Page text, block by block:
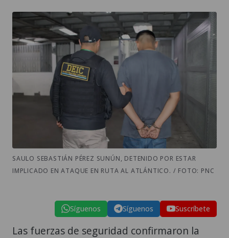
SAULO SEBASTIÁN PÉREZ SUNÚN, DETENIDO POR ESTAR
IMPLICADO EN ATAQUE EN RUTA AL ATLÁNTICO. / FOTO: PNC
Síguenos Síguenos Suscríbete
Las fuerzas de seguridad confirmaron la